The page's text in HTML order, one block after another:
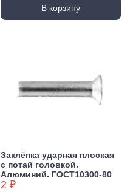
В корзину
Заклёпка ударная плоская
с потай головкой.
Алюминий. ГОСТ10300-80
2 ₽